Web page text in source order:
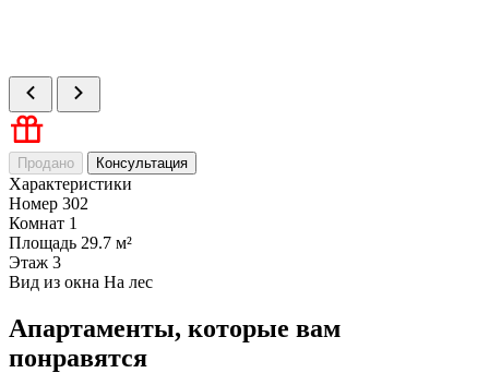
Продано Консультация
Характеристики
Номер 302
Комнат 1
Площадь 29.7 м²
Этаж 3
Вид из окна На лес
Апартаменты, которые вам
понравятся